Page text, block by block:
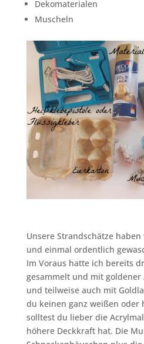
Dekomaterialen
Muscheln
Unsere Strandschätze
und einmal ordentlich
Im Voraus hatte ich bereits
gesammelt und mit
und teilweise auch mit
du keinen ganz weißen oder
solltest du lieber die
höhere Deckkraft hat. Die